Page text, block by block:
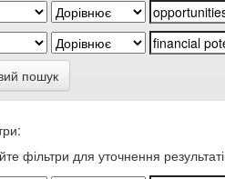
пошук
фільтри для уточнення